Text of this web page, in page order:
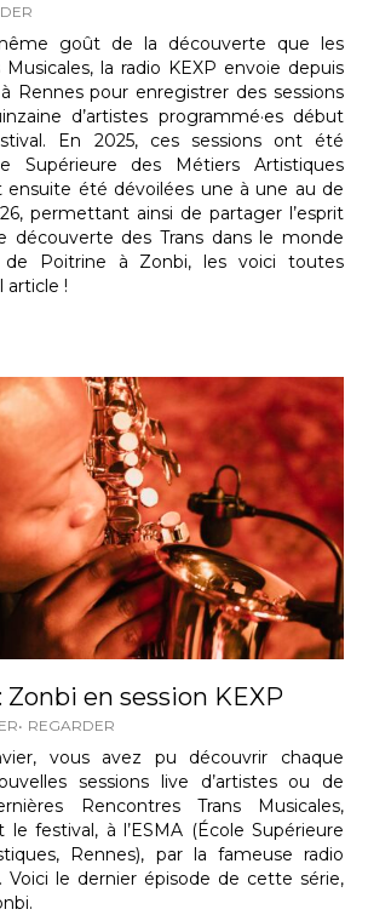
goût de la découverte que les
Musicales, la radio KEXP envoie depuis
Rennes pour enregistrer des sessions
d’artistes programmé·es début
En 2025, ces sessions ont été
Supérieure des Métiers Artistiques
ensuite été dévoilées une à une au de
permettant ainsi de partager l’esprit
découverte des Trans dans le monde
de Poitrine à Zonbi, les voici toutes
article !
Zonbi en session KEXP
REGARDER
vous avez pu découvrir chaque
sessions live d’artistes ou de
Rencontres Trans Musicales,
festival, à l’ESMA (École Supérieure
Rennes), par la fameuse radio
Voici le dernier épisode de cette série,